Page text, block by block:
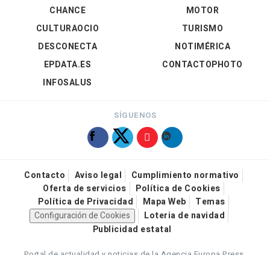
CHANCE
CULTURAOCIO
DESCONECTA
EPDATA.ES
INFOSALUS
MOTOR
TURISMO
NOTIMÉRICA
CONTACTOPHOTO
SÍGUENOS
Contacto Aviso legal
Cumplimiento normativo
Oferta de servicios
Política de Cookies
Política de Privacidad
Mapa Web
Temas
Configuración de Cookies
Loteria de navidad
Publicidad estatal